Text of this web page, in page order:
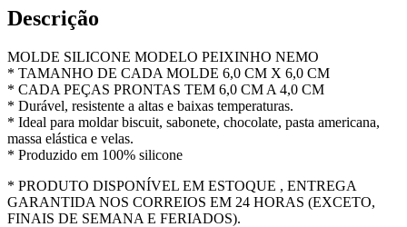
Descrição
MOLDE SILICONE MODELO PEIXINHO NEMO
* TAMANHO DE CADA MOLDE 6,0 CM X 6,0 CM
* CADA PEÇAS PRONTAS TEM 6,0 CM A 4,0 CM
* Durável, resistente a altas e baixas temperaturas.
* Ideal para moldar biscuit, sabonete, chocolate, pasta americana,
massa elástica e velas.
* Produzido em 100% silicone
* PRODUTO DISPONÍVEL EM ESTOQUE , ENTREGA
GARANTIDA NOS CORREIOS EM 24 HORAS (EXCETO,
FINAIS DE SEMANA E FERIADOS).